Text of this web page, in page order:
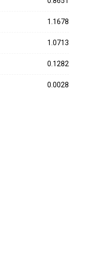
1.1678
1.0713
0.1282
0.0028